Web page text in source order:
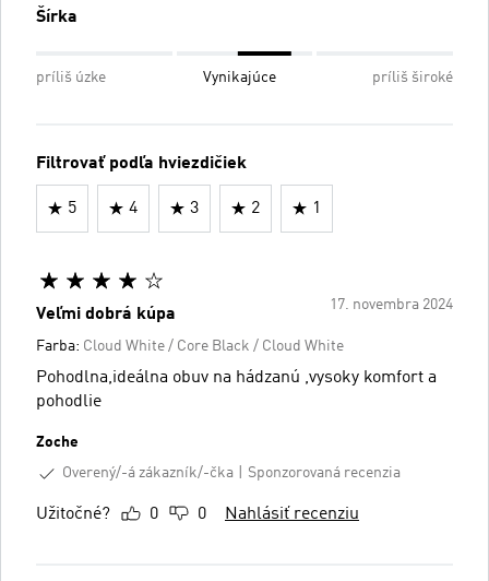
Šírka
príliš úzke Vynikajúce príliš široké
Filtrovať podľa hviezdičiek
5 4 3 2 1
17. novembra 2024
Veľmi dobrá kúpa
Farba: Cloud White / Core Black / Cloud White
Pohodlna,ideálna obuv na hádzanú ,vysoky komfort a
pohodlie
Zoche
Overený/-á zákazník/-čka
Sponzorovaná recenzia
Užitočné? 0 0 Nahlásiť recenziu